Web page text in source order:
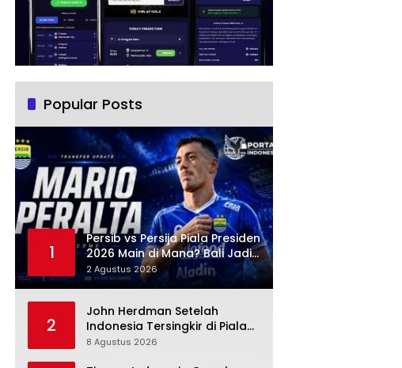
Popular Posts
1
Persib vs Persija Piala Presiden
2026 Main di Mana? Bali Jadi
Venue Semifinal, Ritmenya
Beda
2 Agustus 2026
2
John Herdman Setelah
Indonesia Tersingkir di Piala
AFF 2026: Mitchell Baker
8 Agustus 2026